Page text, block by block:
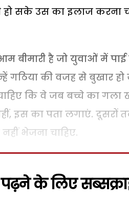
हो सके उस का इलाज करना
बीमारी है जो युवाओं में पाई
गठिया की वजह से बुखार हो
कि वे जब बच्चे का गला
इस का पता लगाएं.
भेजना चाहिए.
के लिए